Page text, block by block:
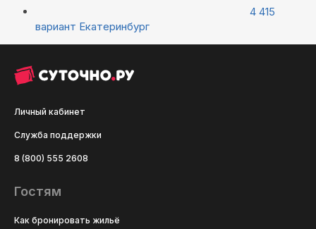
4 415
вариант Екатеринбург
Личный кабинет
Служба поддержки
8 (800) 555 2608
Гостям
Как бронировать жильё